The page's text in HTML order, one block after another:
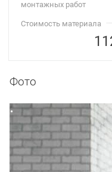
монтажных работ
Стоимость материала
Фото